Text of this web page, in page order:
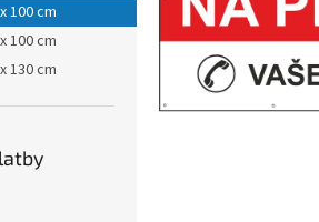
100 cm
100 cm
130 cm